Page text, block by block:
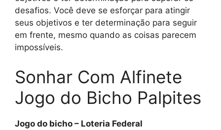
desafios. Você deve se esforçar para atingir
seus objetivos e ter determinação para seguir
em frente, mesmo quando as coisas parecem
impossíveis.
Sonhar Com Alfinete
Jogo do Bicho Palpites
Jogo do bicho – Loteria Federal